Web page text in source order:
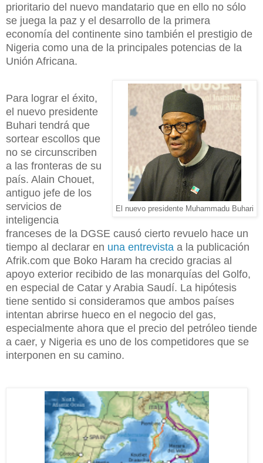
prioritario del nuevo mandatario que en ello no sólo
se juega la paz y el desarrollo de la primera
economía del continente sino también el prestigio de
Nigeria como una de la principales potencias de la
Unión Africana.
El nuevo presidente Muhammadu Buhari
Para lograr el éxito,
el nuevo presidente
Buhari tendrá que
sortear escollos que
no se circunscriben
a las fronteras de su
país. Alain Chouet,
antiguo jefe de los
servicios de
inteligencia
franceses de la DGSE causó cierto revuelo hace un
tiempo al declarar en una entrevista a la publicación
Afrik.com que Boko Haram ha crecido gracias al
apoyo exterior recibido de las monarquías del Golfo,
en especial de Catar y Arabia Saudí. La hipótesis
tiene sentido si consideramos que ambos países
intentan abrirse hueco en el negocio del gas,
especialmente ahora que el precio del petróleo tiende
a caer, y Nigeria es uno de los competidores que se
interponen en su camino.